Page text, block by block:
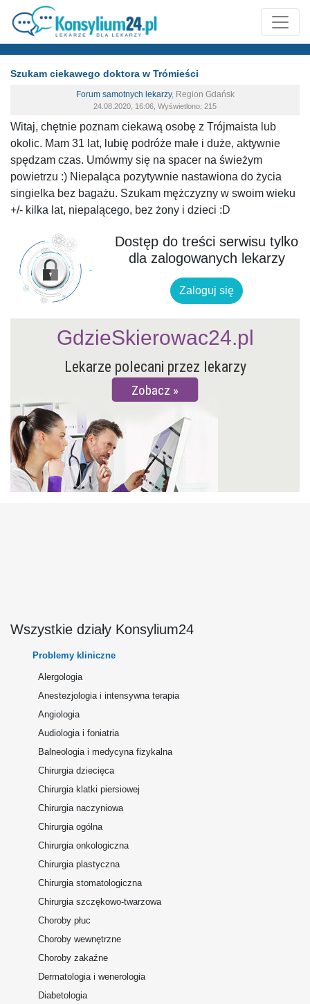
Szukam ciekawego doktora w Trómieści
Forum samotnych lekarzy, Region Gdańsk
24.08.2020, 16:06, Wyświetlono: 215
Witaj, chętnie poznam ciekawą osobę z Trójmaista lub
okolic. Mam 31 lat, lubię podróże małe i duże, aktywnie
spędzam czas. Umówmy się na spacer na świeżym
powietrzu :) Niepaląca pozytywnie nastawiona do życia
singielka bez bagażu. Szukam mężczyzny w swoim wieku
+/- kilka lat, niepalącego, bez żony i dzieci :D
Dostęp do treści serwisu tylko
dla zalogowanych lekarzy
Zaloguj się
Lekarze polecani przez lekarzy
Zobacz
GdzieSkierowac24.pl
Wszystkie działy Konsylium24
Problemy kliniczne
Alergologia
Anestezjologia i intensywna terapia
Angiologia
Audiologia i foniatria
Balneologia i medycyna fizykalna
Chirurgia dziecięca
Chirurgia klatki piersiowej
Chirurgia naczyniowa
Chirurgia ogólna
Chirurgia onkologiczna
Chirurgia plastyczna
Chirurgia stomatologiczna
Chirurgia szczękowo-twarzowa
Choroby płuc
Choroby wewnętrzne
Choroby zakaźne
Dermatologia i wenerologia
Diabetologia